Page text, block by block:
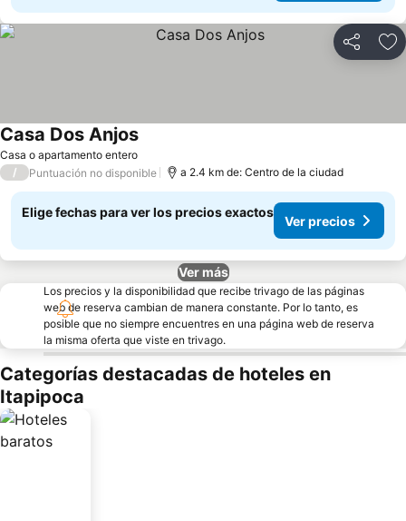
Compartir
Casa o apartamento entero
Casa Dos Anjos
/ Puntuación no disponible a 2.4 km de: Centro de la ciudad
Elige fechas para ver los precios exactos
Ver precios
Ver más
Los precios y la disponibilidad que recibe trivago de las páginas
web de reserva cambian de manera constante. Por lo tanto, es
posible que no siempre encuentres en una página web de reserva
la misma oferta que viste en trivago.
Categorías destacadas de hoteles en
Itapipoca